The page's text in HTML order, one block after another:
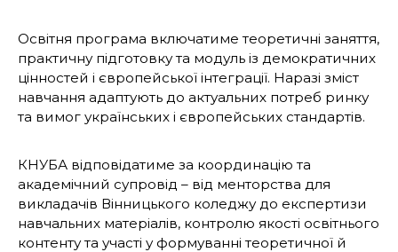
Освітня програма включатиме теоретичні заняття,
практичну підготовку та модуль із демократичних
цінностей і європейської інтеграції. Наразі зміст
навчання адаптують до актуальних потреб ринку
та вимог українських і європейських стандартів.
КНУБА відповідатиме за координацію та
академічний супровід – від менторства для
викладачів Вінницького коледжу до експертизи
навчальних матеріалів, контролю якості освітнього
контенту та участі у формуванні теоретичної й